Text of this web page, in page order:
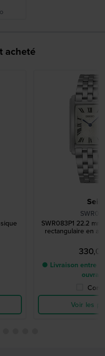
acheté
SWR083P1 22.2
rectangulaire en
● Livraison entre
Voir les